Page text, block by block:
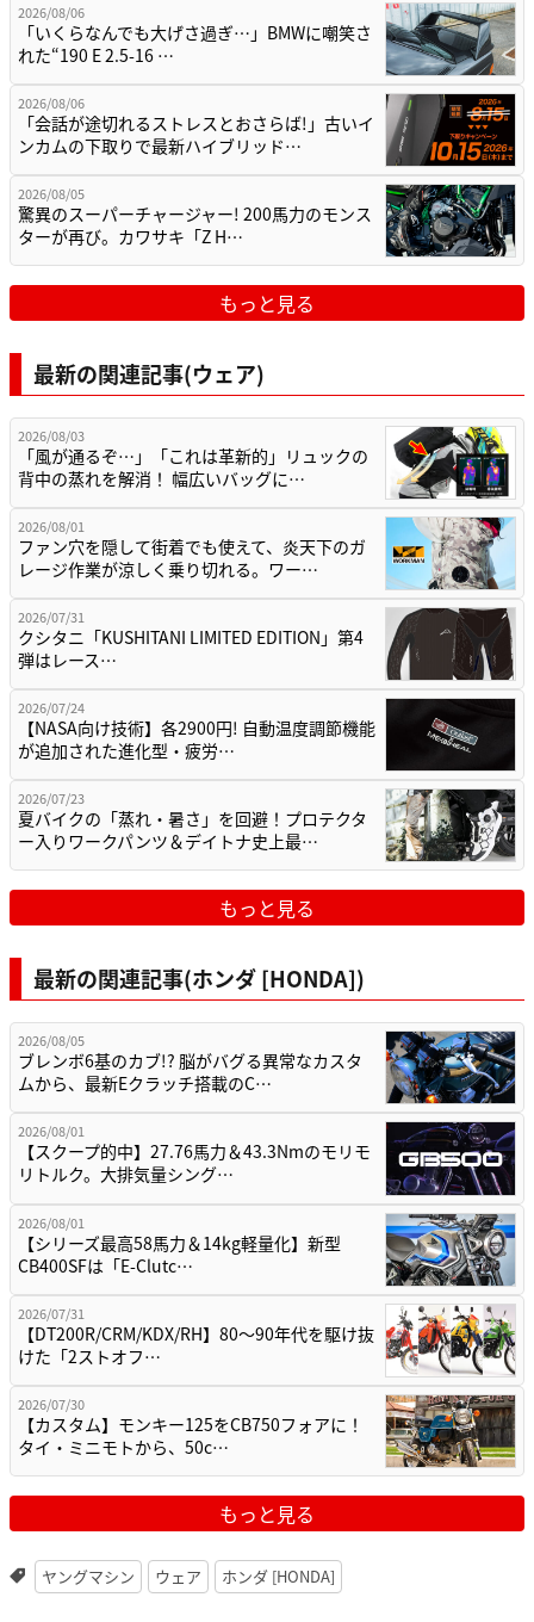
2026/08/06
「いくらなんでも大げさ過ぎ…」BMWに嘲笑さ
れた“190 E 2.5-16 …
2026/08/06
「会話が途切れるストレスとおさらば!」古いイ
ンカムの下取りで最新ハイブリッド…
2026/08/05
驚異のスーパーチャージャー! 200馬力のモンス
ターが再び。カワサキ「Z H…
もっと見る
最新の関連記事(ウェア)
2026/08/03
「風が通るぞ…」「これは革新的」リュックの
背中の蒸れを解消！ 幅広いバッグに…
2026/08/01
ファン穴を隠して街着でも使えて、炎天下のガ
レージ作業が涼しく乗り切れる。ワー…
2026/07/31
クシタニ「KUSHITANI LIMITED EDITION」第4
弾はレース…
2026/07/24
【NASA向け技術】各2900円! 自動温度調節機能
が追加された進化型・疲労…
2026/07/23
夏バイクの「蒸れ・暑さ」を回避！プロテクタ
ー入りワークパンツ＆デイトナ史上最…
もっと見る
最新の関連記事(ホンダ [HONDA])
2026/08/05
ブレンボ6基のカブ!? 脳がバグる異常なカスタ
ムから、最新Eクラッチ搭載のC…
2026/08/01
【スクープ的中】27.76馬力＆43.3Nmのモリモ
リトルク。大排気量シング…
2026/08/01
【シリーズ最高58馬力＆14kg軽量化】新型
CB400SFは「E-Clutc…
2026/07/31
【DT200R/CRM/KDX/RH】80〜90年代を駆け抜
けた「2ストオフ…
2026/07/30
【カスタム】モンキー125をCB750フォアに！
タイ・ミニモトから、50c…
もっと見る
ヤングマシン ウェア ホンダ [HONDA]